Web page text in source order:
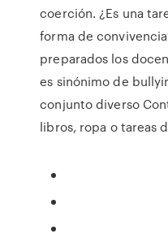
coerción. ¿Es una
forma de
preparados los
es sinónimo de
conjunto diverso
libros, ropa o tareas